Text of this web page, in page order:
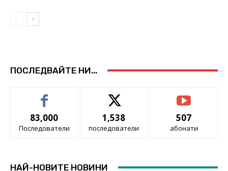
ПОСЛЕДВАЙТЕ НИ...
83,000
Последователи
1,538
последователи
507
абонати
НАЙ-НОВИТЕ НОВИНИ